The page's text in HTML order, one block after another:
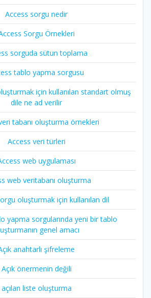
Access sorgu nedir
Sorgu Örnekleri
sorguda sütun toplama
tablo yapma sorgusu
için kullanılan standart olmuş
dile ne ad verilir
tabanı oluşturma örnekleri
Access veri türleri
web uygulaması
web veritabanı oluşturma
oluşturmak için kullanılan dil
yapma sorgularında yeni bir tablo
genel amacı
anahtarlı şifreleme
Açık önermenin değili
açılan liste oluşturma